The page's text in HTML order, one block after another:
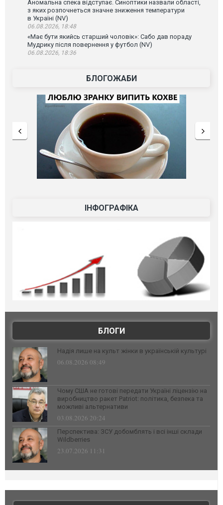
Аномальна спека відступає. Синоптики назвали області,
з яких розпочнеться значне зниження температури
в Україні (NV)
06.08.2026, 18:48
«Має бути якийсь старший чоловік»: Сабо дав пораду
Мудрику після повернення у футбол (NV)
06.08.2026, 18:36
БЛОГОЖАБИ
ІНФОГРАФІКА
БЛОГИ
Надія лише на культ жінки в українській культурі
06.08.2026 08:49
Чому США не готові передати Україні ліцензію на
виробництво ракет Patriot: політика, безпека та
можливі альтернативи
03.08.2026 20:24
Перспектива: ЗСУ добомблять і всі інші склади
Wildberries
23.07.2026 11:31